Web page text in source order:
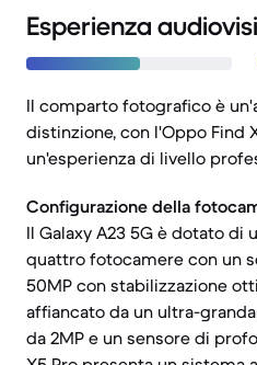
Esperienza
Il comparto fotografico è
distinzione, con l'Oppo Find
un'esperienza di livello
Configurazione della
Il Galaxy A23 5G è dotato di
quattro fotocamere con un
50MP con stabilizzazione
affiancato da un ultra-
da 2MP e un sensore di